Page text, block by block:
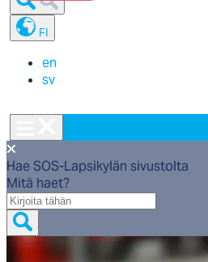
FI
en
sv
Hae SOS-Lapsikylän sivustolta
Mitä haet?
Mitä
haet?